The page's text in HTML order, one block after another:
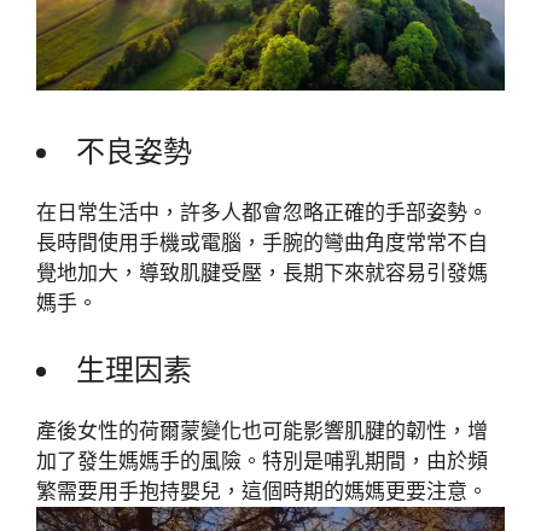
不良姿勢
在日常生活中，許多人都會忽略正確的手部姿勢。
長時間使用手機或電腦，手腕的彎曲角度常常不自
覺地加大，導致肌腱受壓，長期下來就容易引發媽
媽手。
生理因素
產後女性的荷爾蒙變化也可能影響肌腱的韌性，增
加了發生媽媽手的風險。特別是哺乳期間，由於頻
繁需要用手抱持嬰兒，這個時期的媽媽更要注意。